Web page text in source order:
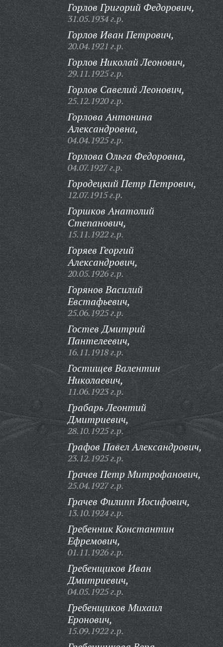
Горлов Григорий Федорович,
31.05.1934 г.р.
Горлов Иван Петрович,
20.04.1921 г.р.
Горлов Николай Леонович,
29.11.1925 г.р.
Горлов Савелий Леонович,
25.12.1920 г.р.
Горлова Антонина
Александровна,
04.04.1925 г.р.
Горлова Ольга Федоровна,
04.07.1927 г.р.
Городецкий Петр Петрович,
12.07.1915 г.р.
Горшков Анатолий
Степанович,
15.11.1922 г.р.
Горяев Георгий
Александрович,
20.05.1926 г.р.
Горянов Василий
Евстафьевич,
25.06.1925 г.р.
Гостев Дмитрий
Пантелеевич,
16.11.1918 г.р.
Гостищев Валентин
Николаевич,
11.06.1923 г.р.
Грабарь Леонтий
Дмитриевич,
28.10.1925 г.р.
Графов Павел Александрович,
23.12.1925 г.р.
Грачев Петр Митрофанович,
25.04.1927 г.р.
Грачев Филипп Иосифович,
13.10.1924 г.р.
Гребенник Константин
Ефремович,
01.11.1926 г.р.
Гребенщиков Иван
Дмитриевич,
04.05.1925 г.р.
Гребенщиков Михаил
Еронович,
15.09.1922 г.р.